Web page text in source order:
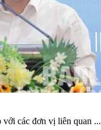
các đơn vị liên quan ...